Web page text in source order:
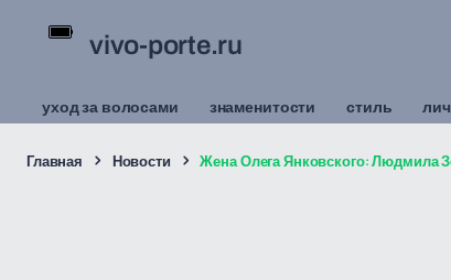
vivo-porte.ru
уход за волосами знаменитости стиль
Главная Новости Жена Олега Янковского: Людмила